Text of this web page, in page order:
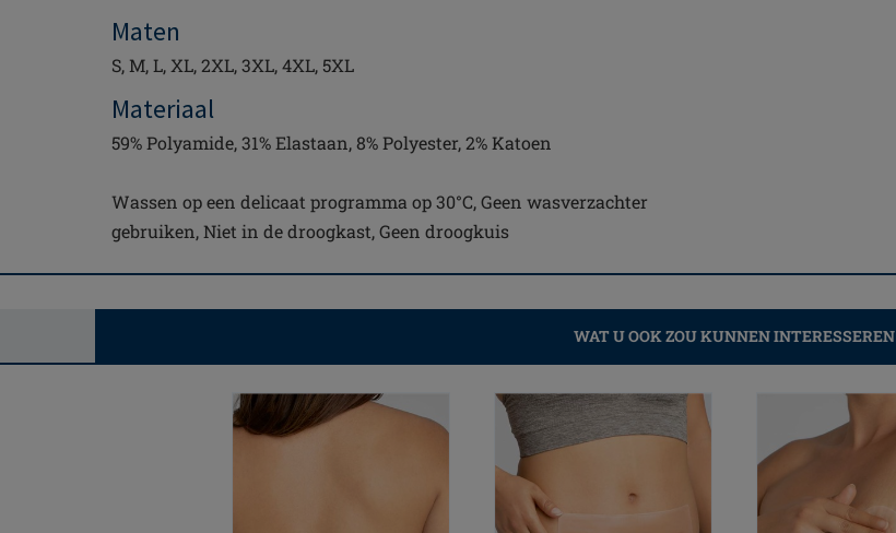
Maten
S, M, L, XL, 2XL, 3XL, 4XL, 5XL
Materiaal
59% Polyamide, 31% Elastaan, 8% Polyester, 2% Katoen
Wassen op een delicaat programma op 30°C, Geen wasverzachter
gebruiken, Niet in de droogkast, Geen droogkuis
WAT U OOK ZOU KUNNEN INTERESSEREN